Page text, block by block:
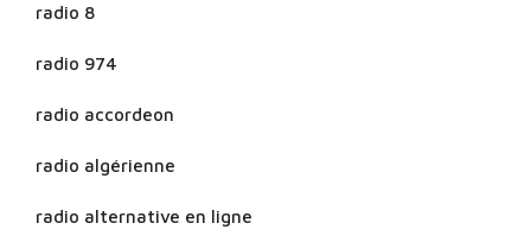
radio 8
radio 974
radio accordeon
radio algérienne
radio alternative en ligne